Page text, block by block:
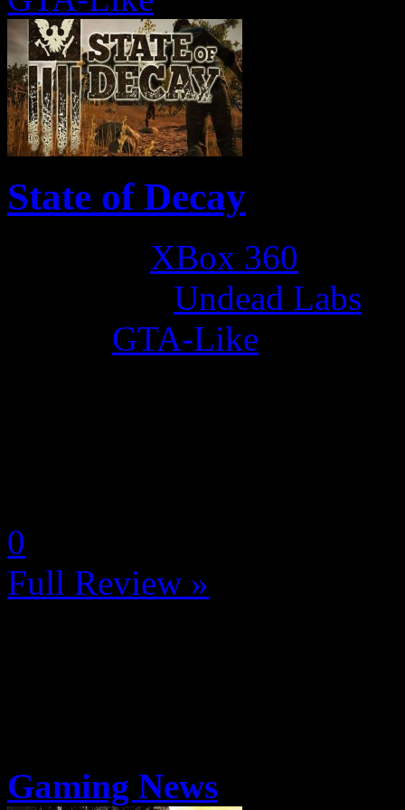
State of Decay
XBox 360
Undead Labs
GTA-Like
0
Full Review »
Gaming News